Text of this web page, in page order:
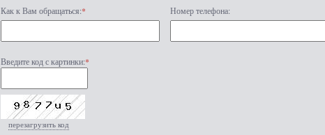
Как к Вам обращаться:* Номер телефона:
Введите код с картинки:*
перезагрузить код